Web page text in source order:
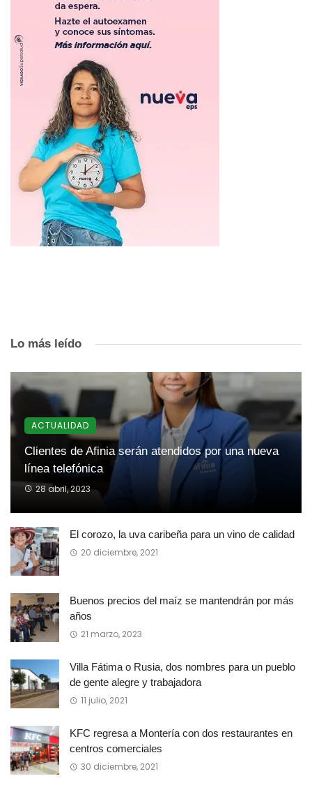
Lo más leído
ACTUALIDAD
Clientes de Afinia serán atendidos por una nueva
línea telefónica
28 abril, 2023
El corozo, la uva caribeña para un vino de calidad
20 diciembre, 2021
Buenos precios del maíz se mantendrán por más
años
21 marzo, 2023
Villa Fátima o Rusia, dos nombres para un pueblo
de gente alegre y trabajadora
11 julio, 2021
KFC regresa a Montería con dos restaurantes en
centros comerciales
30 diciembre, 2021